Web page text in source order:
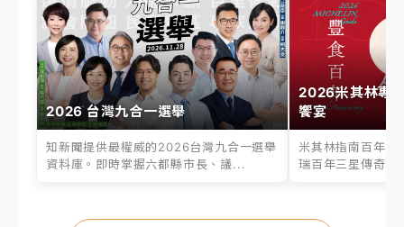
2026 台灣九合一選舉
知新聞提供最權威的2026台灣九合一選舉
資料庫。即時掌握六都縣市長、議...
2026米其林專
饗宴
米其林指南百年之
瑞百年三星傳奇、